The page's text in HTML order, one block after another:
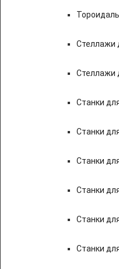
Стеллажи
Стеллажи
Станки
Станки
Станки
Станки
Станки
Станки